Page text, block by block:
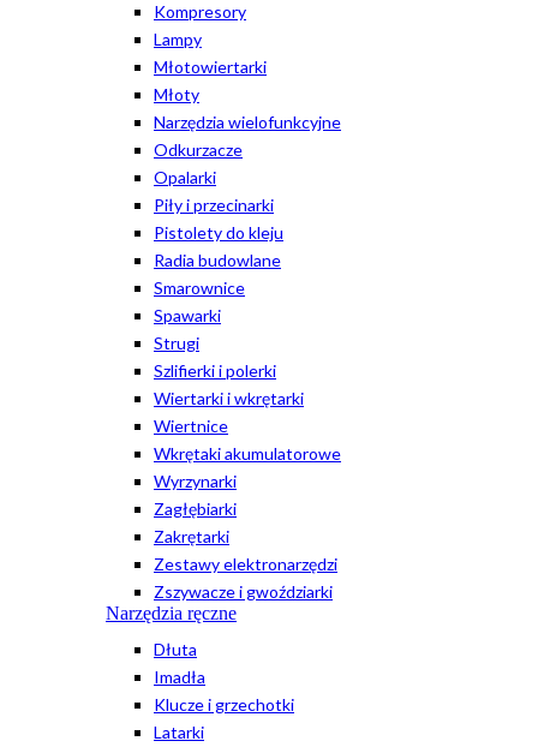
Kompresory
Lampy
Młotowiertarki
Młoty
Narzędzia wielofunkcyjne
Odkurzacze
Opalarki
Piły i przecinarki
Pistolety do kleju
Radia budowlane
Smarownice
Spawarki
Strugi
Szlifierki i polerki
Wiertarki i wkrętarki
Wiertnice
Wkrętaki akumulatorowe
Wyrzynarki
Zagłębiarki
Zakrętarki
Zestawy elektronarzędzi
Zszywacze i gwoździarki
Narzędzia ręczne
Dłuta
Imadła
Klucze i grzechotki
Latarki